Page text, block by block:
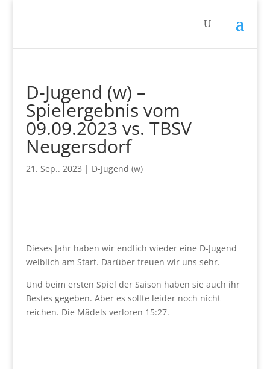
D-Jugend (w) –
Spielergebnis vom
09.09.2023 vs. TBSV
Neugersdorf
21. Sep.. 2023 | D-Jugend (w)
Dieses Jahr haben wir endlich wieder eine D-Jugend
weiblich am Start. Darüber freuen wir uns sehr.
Und beim ersten Spiel der Saison haben sie auch ihr
Bestes gegeben. Aber es sollte leider noch nicht
reichen. Die Mädels verloren 15:27.